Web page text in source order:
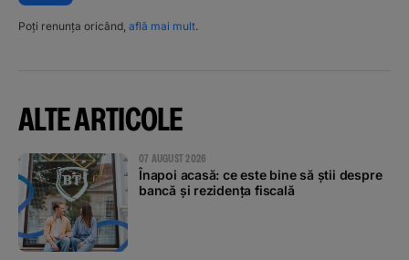
Poți renunța oricând, află mai mult.
ALTE ARTICOLE
07 AUGUST 2026
Înapoi acasă: ce este bine să știi despre
bancă și rezidența fiscală